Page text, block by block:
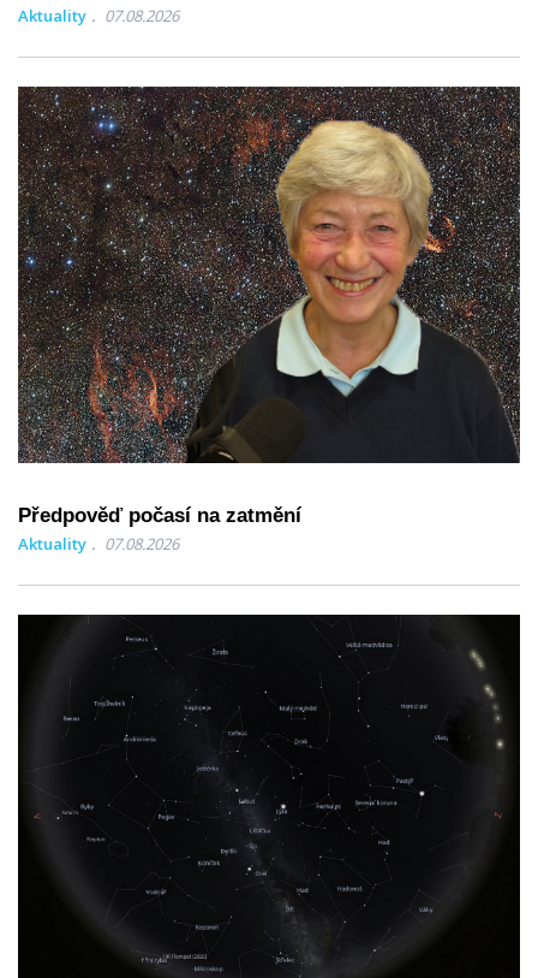
Aktuality 07.08.2026
Předpověď počasí na zatmění
Aktuality 07.08.2026